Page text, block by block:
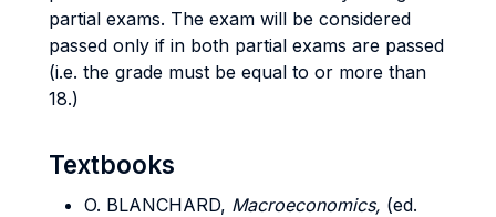
partial exams. The exam will be considered
passed only if in both partial exams are passed
(i.e. the grade must be equal to or more than
18.)
Textbooks
O. BLANCHARD, Macroeconomics, (ed.